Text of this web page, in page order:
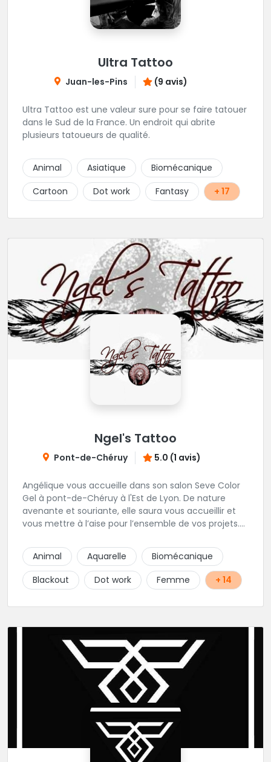
Ultra Tattoo
Juan-les-Pins (9 avis)
Ultra Tattoo est une valeur sure pour se faire tatouer
dans le Sud de la France. Un endroit qui abrite
plusieurs tatoueurs de qualité.
Animal Asiatique
Biomécanique
Cartoon
Dot work Fantasy + 17
Ngel's Tattoo
Pont-de-Chéruy 5.0 (1 avis)
Angélique vous accueille dans son salon Seve Color
Gel à pont-de-Chéruy à l'Est de Lyon. De nature
avenante et souriante, elle saura vous accueillir et
vous mettre à l’aise pour l’ensemble de vos projets.
tatouages allant des calligraphies, motifs floraux au
réalisme.
Animal Aquarelle
Biomécanique
Blackout
Dot work Femme + 14